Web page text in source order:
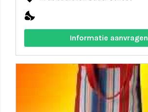
nights_stay
Informatie aanvragen